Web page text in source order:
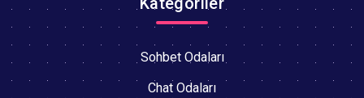
Sohbet Odaları
Chat Odaları